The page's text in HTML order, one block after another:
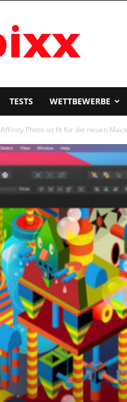
TESTS WETTBEWERBE
Affinity Photo ist fit für die neuen Macs